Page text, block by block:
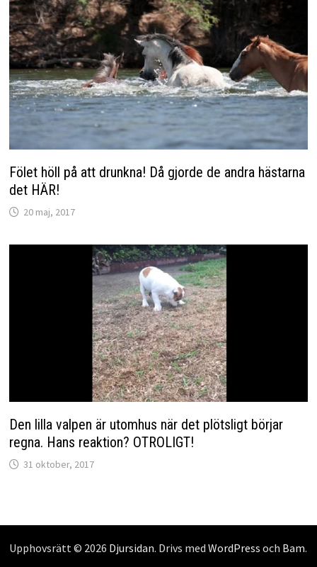
Fölet höll på att drunkna! Då gjorde de andra hästarna
det HÄR!
20 maj, 2017
Den lilla valpen är utomhus när det plötsligt börjar
regna. Hans reaktion? OTROLIGT!
31 oktober, 2017
Upphovsrätt © 2026 Djursidan. Drivs med WordPress och Bam.